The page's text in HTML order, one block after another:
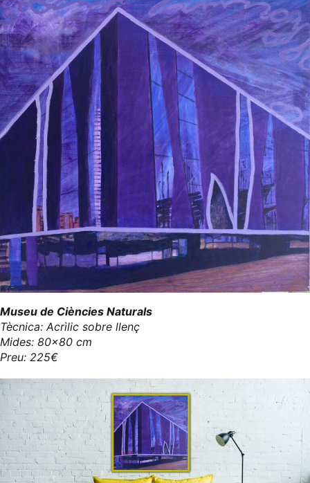
Museu de Ciències Naturals
Tècnica: Acrìlic sobre llenç
Mides: 80x80 cm
Preu: 225€